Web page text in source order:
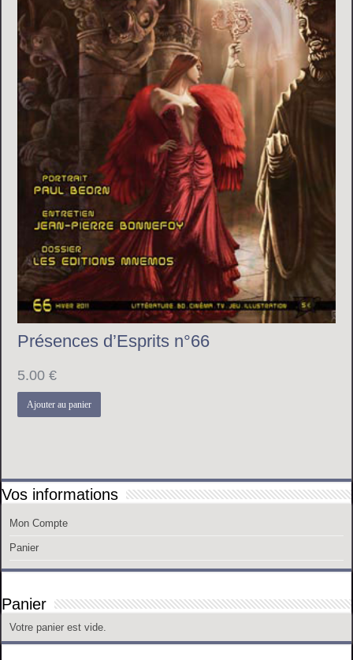
Présences d’Esprits n°66
5.00€
Ajouter au panier
Vos informations
Mon Compte
Panier
Panier
Votre panier est vide.